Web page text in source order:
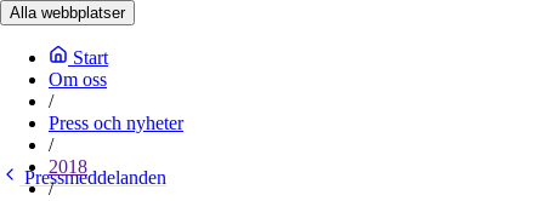
Alla webbplatser
Start
Om oss
/
Press och nyheter
/
2018
/
Pressmeddelanden